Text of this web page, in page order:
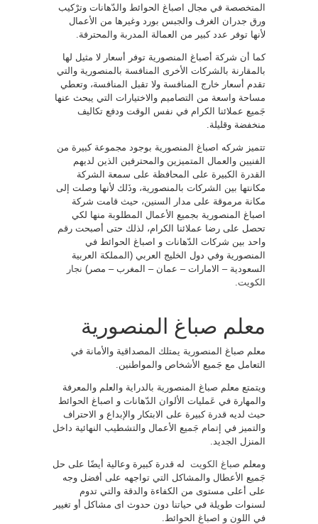
المتخصصة في مجال اصباغ الحوائط والدّهانات وترْكيب
ورق جدران الغرف والجبس بورد وغيرها من الأعمال
لأنها توفر عدد كبير من العمالة المدربة والمحترفة.
كما أن شركة أصباغ المنصورية توفر أسعار لا مثيل لها
بالمقارنة بالشركات الأخرى المنافسة بالمنصورية والتي
تقدم أسعار خارج المنافسة ولا تقبل المنافسة، وتعطي
مساحة واسعة من التصاميم والاختيارات التي يبحث عنها
جَميع عملائنا الكرام في نفس الوقت ودفع تكاليف
منخفضة وقليلة.
تتميز شركه اصباغ المنصورية بوجود مجموعة كبيرة من
الفنيين والعمال المتميزين والمحترفين الذين لديهم
القدرة الكبيرة على المحافظة على سمعة الشركة
مكانتها بين الشركات بالمنصورية، وذَلك لأنها وصلت إلى
مكانة مرموقة على مدار السنين، حيث قامت شركة
اصباغ المنصورية بجميع الأعمال المطلوبة منها لكي
تحصل على رضا عملائنا الكرام، لذلك حتى أصبحت رقم
واحد بين شركات الدّهانات و اصباغ الحوائط في
المنصورية وفي دول الخليج العربي (المملكة العربية
السعودية – الامارات – عمان – المغرب – مصر) نجار
الكويت
معلم صباغ المنصورية
معلم صباغ المنصورية يمتلك المصداقية والأمانة في
التعامل مع جَميع الأشخاص والمواطنين.
ويتمتع معلم صباغ المنصورية بالدراية والعلم والمعرفة
والمهارة في عَمليات الألوان الدّهانات و اصباغ الحوائط
حيث لديه قدرة كبيرة على الابتكار والإبداع و الاحتراف
والتميز في إتمام جَميع الأعمال والتشطيب النهائية داخل
المنزل الجديد.
ومعلم صباغ الكويت له قدرة كبيرة وعالية أيضًا على حل
جَميع الأعطال والمشاكل التي تواجهه على أفضل وجه
على أعلى مستوى من الكفاءة والدقة والتي تدوم
لسنوات طويلة في حياتنا دون حدوث اى مشاكل أو تغيير
في اللون و اصباغ الحوائط.